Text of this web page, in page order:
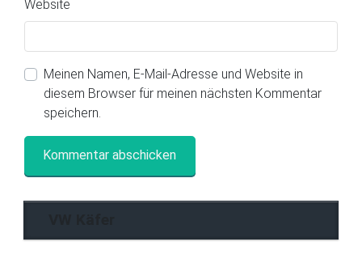
Website
Meinen Namen, E-Mail-Adresse und Website in
diesem Browser für meinen nächsten Kommentar
speichern.